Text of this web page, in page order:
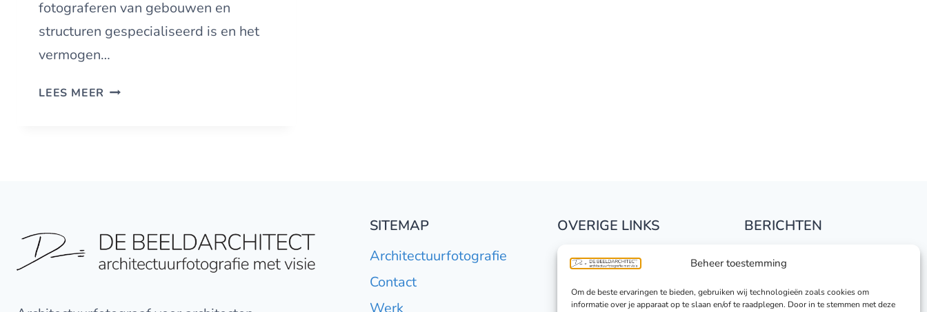
Beheer toestemming
Om de beste ervaringen te bieden, gebruiken wij technologieën zoals cookies om
informatie over je apparaat op te slaan en/of te raadplegen. Door in te stemmen met deze
fotograferen van gebouwen en
structuren gespecialiseerd is en het
vermogen…
LEES MEER DE
SITEMAP
Architectuurfotografie
Contact
OVERIGE LINKS
Basiscursus Fotografie
BERICHTEN
Blog